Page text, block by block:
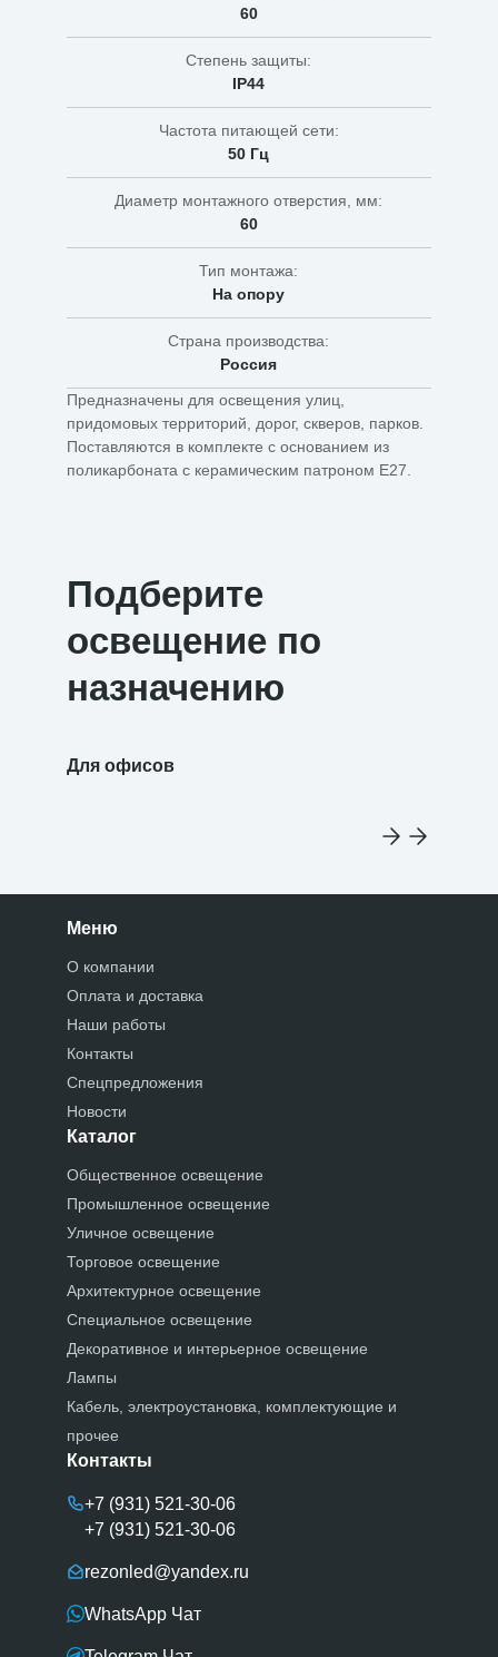
60
Степень защиты:
IP44
Частота питающей сети:
50 Гц
Диаметр монтажного отверстия, мм:
60
Тип монтажа:
На опору
Страна производства:
Россия
Предназначены для освещения улиц,
придомовых территорий, дорог, скверов, парков.
Поставляются в комплекте с основанием из
поликарбоната с керамическим патроном Е27.
Подберите
освещение по
назначению
Для офисов
Меню
О компании
Оплата и доставка
Наши работы
Контакты
Спецпредложения
Новости
Каталог
Общественное освещение
Промышленное освещение
Уличное освещение
Торговое освещение
Архитектурное освещение
Специальное освещение
Декоративное и интерьерное освещение
Лампы
Кабель, электроустановка, комплектующие и
прочее
Контакты
+7 (931) 521-30-06
+7 (931) 521-30-06
rezonled@yandex.ru
WhatsApp Чат